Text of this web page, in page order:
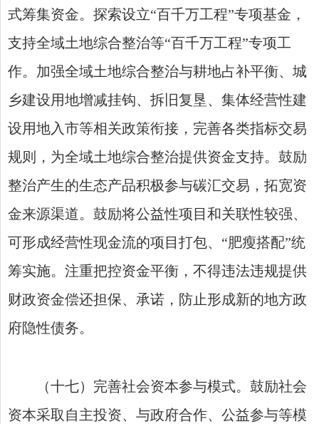
式筹集资金。探索设立“百千万工程”专项基金，
支持全域土地综合整治等“百千万工程”专项工
作。加强全域土地综合整治与耕地占补平衡、城
乡建设用地增减挂钩、拆旧复垦、集体经营性建
设用地入市等相关政策衔接，完善各类指标交易
规则，为全域土地综合整治提供资金支持。鼓励
整治产生的生态产品积极参与碳汇交易，拓宽资
金来源渠道。鼓励将公益性项目和关联性较强、
可形成经营性现金流的项目打包、“肥瘦搭配”统
筹实施。注重把控资金平衡，不得违法违规提供
财政资金偿还担保、承诺，防止形成新的地方政
府隐性债务。
（十七）完善社会资本参与模式。鼓励社会
资本采取自主投资、与政府合作、公益参与等模